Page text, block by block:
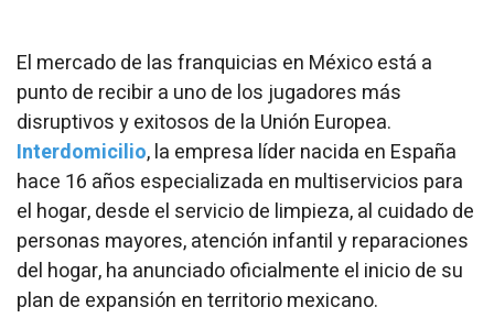
El mercado de las franquicias en México está a
punto de recibir a uno de los jugadores más
disruptivos y exitosos de la Unión Europea.
Interdomicilio, la empresa líder nacida en España
hace 16 años especializada en multiservicios para
el hogar, desde el servicio de limpieza, al cuidado de
personas mayores, atención infantil y reparaciones
del hogar, ha anunciado oficialmente el inicio de su
plan de expansión en territorio mexicano.